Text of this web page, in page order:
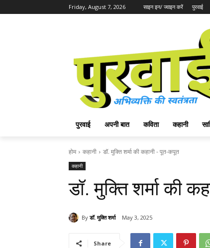
Friday, August 7, 2026 साइन इन/ ज्वाइन करें पुरवाई
पुरवाई अपनी बात कविता कहानी
होम कहानी डॉ. मुक्ति शर्मा की कहानी - पूत-कपूत
कहानी
डॉ. मुक्ति शर्मा की
By डॉ. मुक्ति शर्मा May 3, 2025
Share